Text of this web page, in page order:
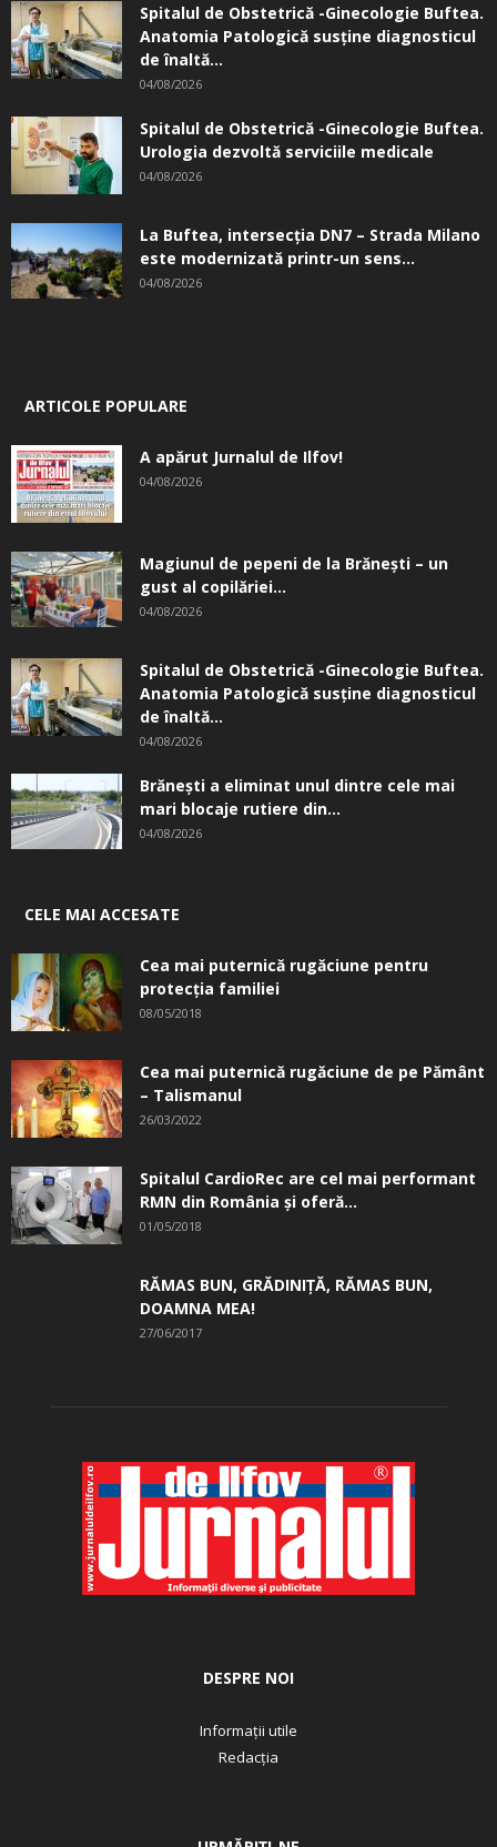
Spitalul de Obstetrică -Ginecologie Buftea.
Anatomia Patologică susţine diagnosticul
de înaltă...
04/08/2026
Spitalul de Obstetrică -Ginecologie Buftea.
Urologia dezvoltă serviciile medicale
04/08/2026
La Buftea, intersecţia DN7 – Strada Milano
este modernizată printr-un sens...
04/08/2026
ARTICOLE POPULARE
A apărut Jurnalul de Ilfov!
04/08/2026
Magiunul de pepeni de la Brăneşti – un
gust al copilăriei...
04/08/2026
Spitalul de Obstetrică -Ginecologie Buftea.
Anatomia Patologică susţine diagnosticul
de înaltă...
04/08/2026
Brănești a eliminat unul dintre cele mai
mari blocaje rutiere din...
04/08/2026
CELE MAI ACCESATE
Cea mai puternică rugăciune pentru
protecția familiei
08/05/2018
Cea mai puternică rugăciune de pe Pământ
– Talismanul
26/03/2022
Spitalul CardioRec are cel mai performant
RMN din România și oferă...
01/05/2018
RĂMAS BUN, GRĂDINIŢĂ, ­RĂMAS BUN,
DOAMNA MEA!
27/06/2017
DESPRE NOI
Informații utile
Redacția